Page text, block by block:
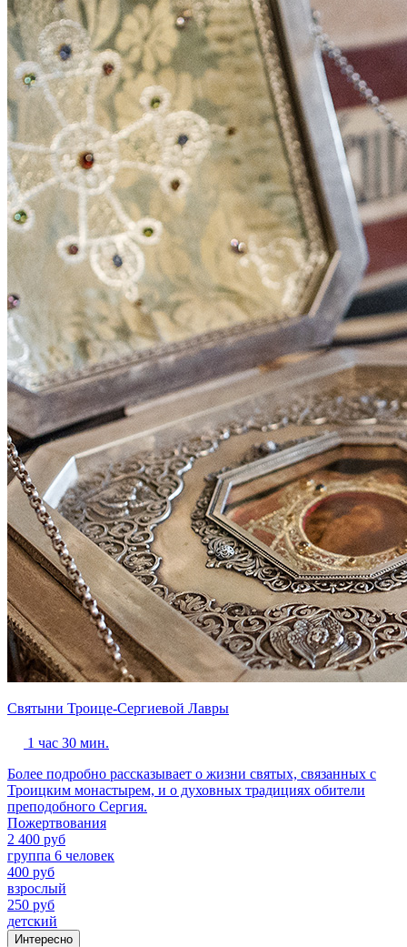
Святыни Троице-Сергиевой Лавры
1 час 30 мин.
Более подробно рассказывает о жизни святых, связанных с
Троицким монастырем, и о духовных традициях обители
преподобного Сергия.
Пожертвования
2 400 руб
группа 6 человек
400 руб
взрослый
250 руб
детский
Интересно